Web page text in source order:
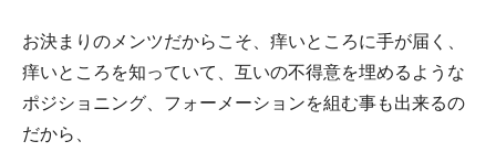
お決まりのメンツだからこそ、痒いところに手が届く、
痒いところを知っていて、互いの不得意を埋めるような
ポジショニング、フォーメーションを組む事も出来るの
だから、